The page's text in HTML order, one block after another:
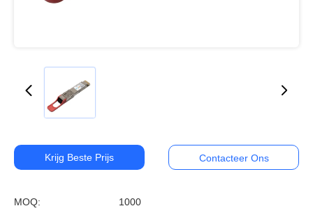
MOQ: 1000
Krijg Beste Prijs Contacteer Ons